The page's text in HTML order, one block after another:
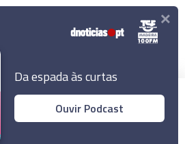
© 2023 Empresa Diário de Notícias, Lda.
Da espada às curtas
Ouvir Podcast
×